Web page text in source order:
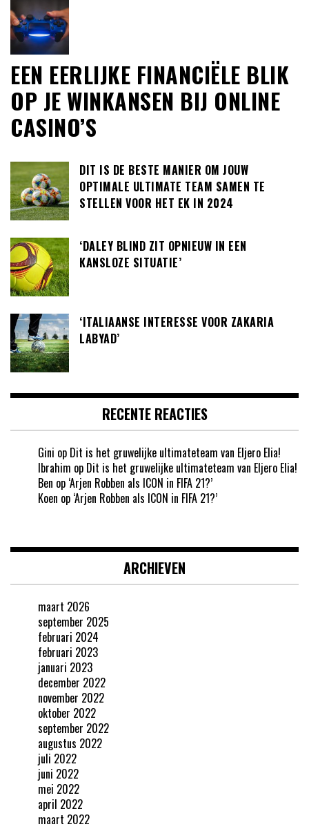
EEN EERLIJKE FINANCIËLE BLIK
OP JE WINKANSEN BIJ ONLINE
CASINO’S
DIT IS DE BESTE MANIER OM JOUW
OPTIMALE ULTIMATE TEAM SAMEN TE
STELLEN VOOR HET EK IN 2024
‘DALEY BLIND ZIT OPNIEUW IN EEN
KANSLOZE SITUATIE’
‘ITALIAANSE INTERESSE VOOR ZAKARIA
LABYAD’
RECENTE REACTIES
Gini op Dit is het gruwelijke ultimateteam van Eljero Elia!
Ibrahim op Dit is het gruwelijke ultimateteam van Eljero Elia!
Ben op ‘Arjen Robben als ICON in FIFA 21?’
Koen op ‘Arjen Robben als ICON in FIFA 21?’
ARCHIEVEN
maart 2026
september 2025
februari 2024
februari 2023
januari 2023
december 2022
november 2022
oktober 2022
september 2022
augustus 2022
juli 2022
juni 2022
mei 2022
april 2022
maart 2022